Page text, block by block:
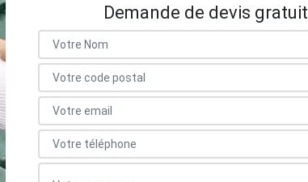
Demande de devis gratuit